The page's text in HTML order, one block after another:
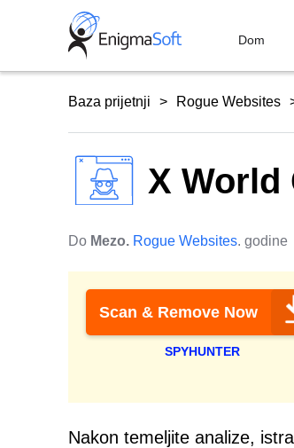
Dom
Baza prijetnji Rogue Websites
X World
Do Mezo. Rogue Websites. godine
Scan & Remove Now
SPYHUNTER
Nakon temeljite analize,